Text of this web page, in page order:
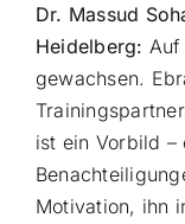
Dr. Massud
Heidelberg: Auf
gewachsen.
ist ein Vorbild
Motivation, ihn